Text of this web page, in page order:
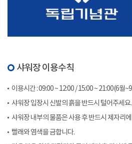
샤워장 이용수칙
이용시간 : 09:00 ~ 12:00 / 15:00 ~ 21:00(6월
샤워장 입장시 신발의 흙을 반드시 털어주세요.
샤워장 내부의 물품은 사용 후 반드시 제자리
빨래와 염색을 금합니다.